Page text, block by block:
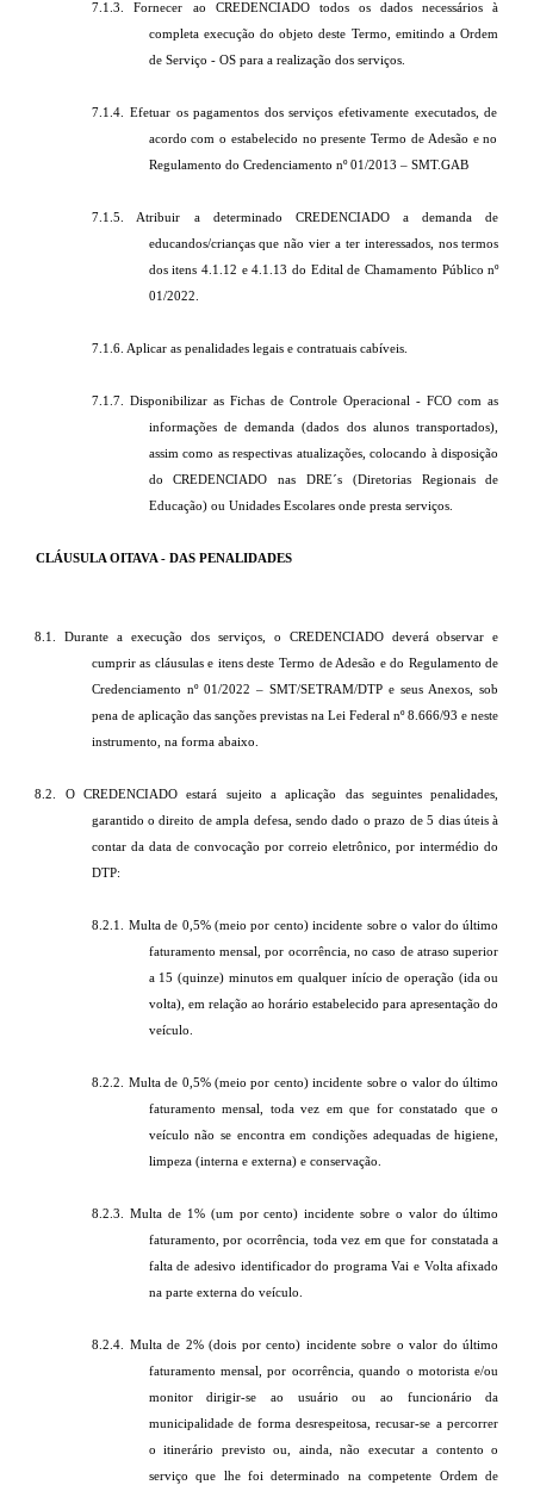
7.1.3. Fornecer ao CREDENCIADO todos os dados necessários à
completa execução do objeto deste Termo, emitindo a Ordem
de Serviço - OS para a realização dos serviços.
7.1.4. Efetuar os pagamentos dos serviços efetivamente executados, de
acordo com o estabelecido no presente Termo de Adesão e no
Regulamento do Credenciamento nº 01/2013 – SMT.GAB
7.1.5. Atribuir a determinado CREDENCIADO a demanda de
educandos/crianças que não vier a ter interessados, nos termos
dos itens 4.1.12 e 4.1.13 do Edital de Chamamento Público nº
01/2022.
7.1.6. Aplicar as penalidades legais e contratuais cabíveis.
7.1.7. Disponibilizar as Fichas de Controle Operacional - FCO com as
informações de demanda (dados dos alunos transportados),
assim como as respectivas atualizações, colocando à disposição
do CREDENCIADO nas DRE´s (Diretorias Regionais de
Educação) ou Unidades Escolares onde presta serviços.
CLÁUSULA OITAVA - DAS PENALIDADES
8.1. Durante a execução dos serviços, o CREDENCIADO deverá observar e
cumprir as cláusulas e itens deste Termo de Adesão e do Regulamento de
Credenciamento nº 01/2022 – SMT/SETRAM/DTP e seus Anexos, sob
pena de aplicação das sanções previstas na Lei Federal nº 8.666/93 e neste
instrumento, na forma abaixo.
8.2. O CREDENCIADO estará sujeito a aplicação das seguintes penalidades,
garantido o direito de ampla defesa, sendo dado o prazo de 5 dias úteis à
contar da data de convocação por correio eletrônico, por intermédio do
DTP:
8.2.1. Multa de 0,5% (meio por cento) incidente sobre o valor do último
faturamento mensal, por ocorrência, no caso de atraso superior
a 15 (quinze) minutos em qualquer início de operação (ida ou
volta), em relação ao horário estabelecido para apresentação do
veículo.
8.2.2. Multa de 0,5% (meio por cento) incidente sobre o valor do último
faturamento mensal, toda vez em que for constatado que o
veículo não se encontra em condições adequadas de higiene,
limpeza (interna e externa) e conservação.
8.2.3. Multa de 1% (um por cento) incidente sobre o valor do último
faturamento, por ocorrência, toda vez em que for constatada a
falta de adesivo identificador do programa Vai e Volta afixado
na parte externa do veículo.
8.2.4. Multa de 2% (dois por cento) incidente sobre o valor do último
faturamento mensal, por ocorrência, quando o motorista e/ou
monitor dirigir-se ao usuário ou ao funcionário da
municipalidade de forma desrespeitosa, recusar-se a percorrer
o itinerário previsto ou, ainda, não executar a contento o
serviço que lhe foi determinado na competente Ordem de